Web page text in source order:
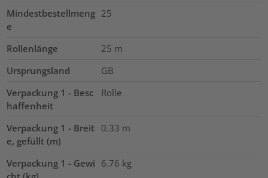
Mindestbestellmeng
e
25
Rollenlänge 25 m
Ursprungsland
GB
Verpackung 1 - Besc
haffenheit
Rolle
Verpackung 1 - Breit
e, gefüllt (m)
0.33 m
Verpackung 1 - Gewi 6.76 kg